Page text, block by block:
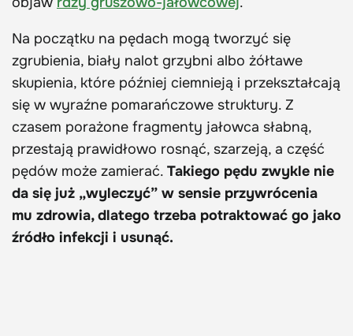
Na początku na pędach mogą tworzyć się
zgrubienia, biały nalot grzybni albo żółtawe
skupienia, które później ciemnieją i przekształcają
się w wyraźne pomarańczowe struktury. Z
czasem porażone fragmenty jałowca słabną,
przestają prawidłowo rosnąć, szarzeją, a część
pędów może zamierać. Takiego pędu zwykle nie
da się już „wyleczyć” w sensie przywrócenia
mu zdrowia, dlatego trzeba potraktować go jako
źródło infekcji i usunąć.